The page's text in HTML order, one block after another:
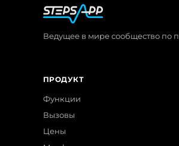
Ведущее в мире сообщество по
ПРОДУКТ
Функции
Вызовы
Цены